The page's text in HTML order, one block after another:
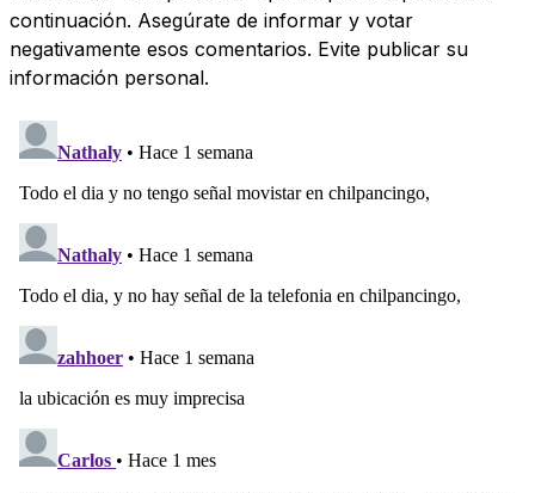
continuación. Asegúrate de informar y votar
negativamente esos comentarios. Evite publicar su
información personal.